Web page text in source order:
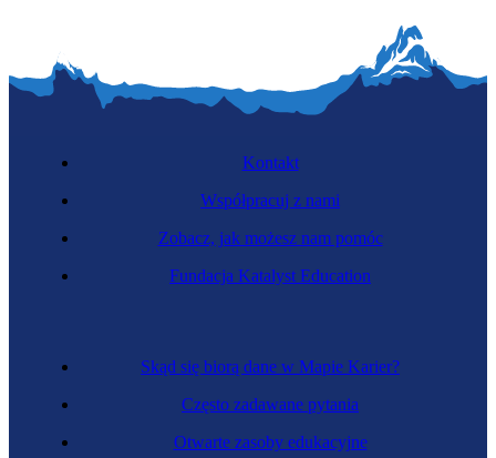
Skąd się biorą dane w Mapie Karier?
Często zadawane pytania
Otwarte zasoby edukacyjne
Kontakt
Współpracuj z nami
Zobacz, jak możesz nam pomóc
Fundacja Katalyst Education